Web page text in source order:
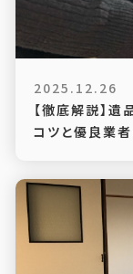
2025.12.26
【徹底解説】
コツと優良業